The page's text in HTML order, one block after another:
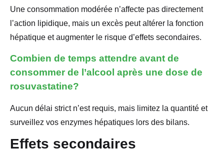
Une consommation modérée n’affecte pas directement
l’action lipidique, mais un excès peut altérer la fonction
hépatique et augmenter le risque d’effets secondaires.
Combien de temps attendre avant de
consommer de l’alcool après une dose de
rosuvastatine?
Aucun délai strict n’est requis, mais limitez la quantité et
surveillez vos enzymes hépatiques lors des bilans.
Effets secondaires